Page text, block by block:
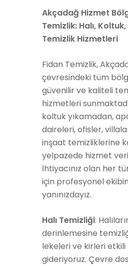
Akçadağ Hizmet
Temizlik: Halı,
Temizlik Hizmetleri
Fidan Temizlik,
çevresindeki tüm
güvenilir ve kaliteli
hizmetleri
koltuk yıkamadan,
daireleri, ofisler,
inşaat temizliklerine
yelpazede hizmet
İhtiyacınız olan her
için profesyonel
yanınızdayız.
Halı Temizliği:
derinlemesine
lekeleri ve kirleri etkili
gideriyoruz. Çevre